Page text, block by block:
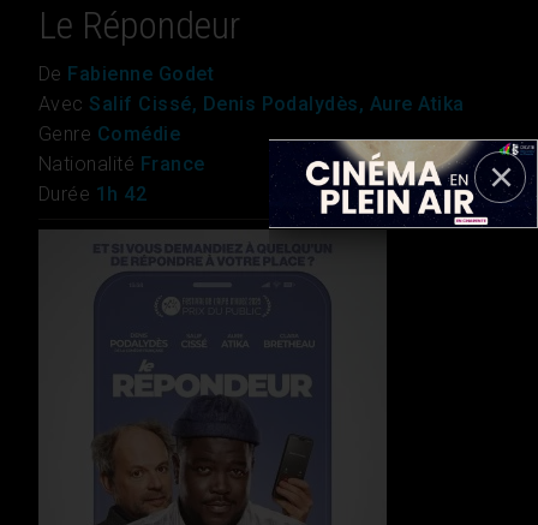
Le Répondeur
De Fabienne Godet
Avec Salif Cissé, Denis Podalydès, Aure Atika
Genre Comédie
Nationalité France
Durée 1h 42